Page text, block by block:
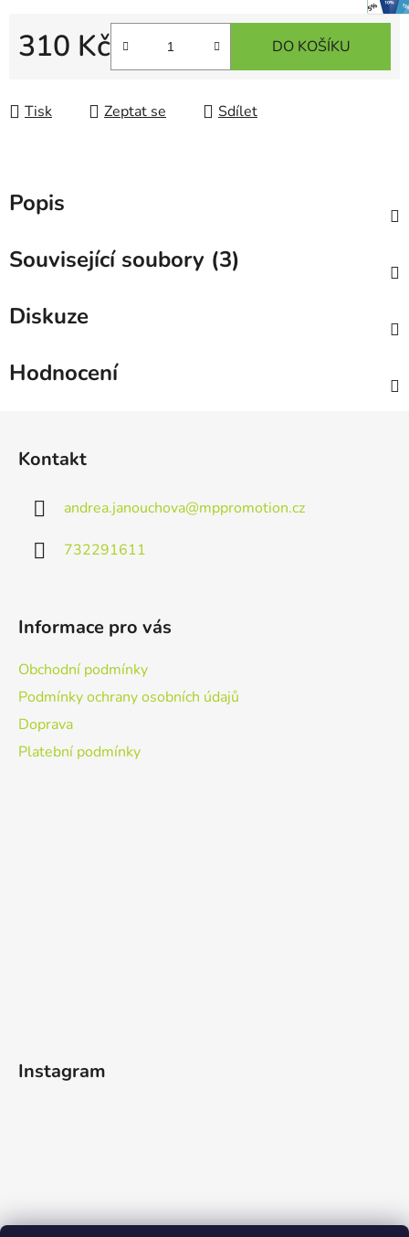
310 Kč DO KOŠÍKU
Tisk Zeptat se Sdílet
Popis
Související soubory (3)
Diskuze
Hodnocení
Kontakt
andrea.janouchova@mppromotion.cz
732291611
Informace pro vás
Obchodní podmínky
Podmínky ochrany osobních údajů
Doprava
Platební podmínky
Instagram